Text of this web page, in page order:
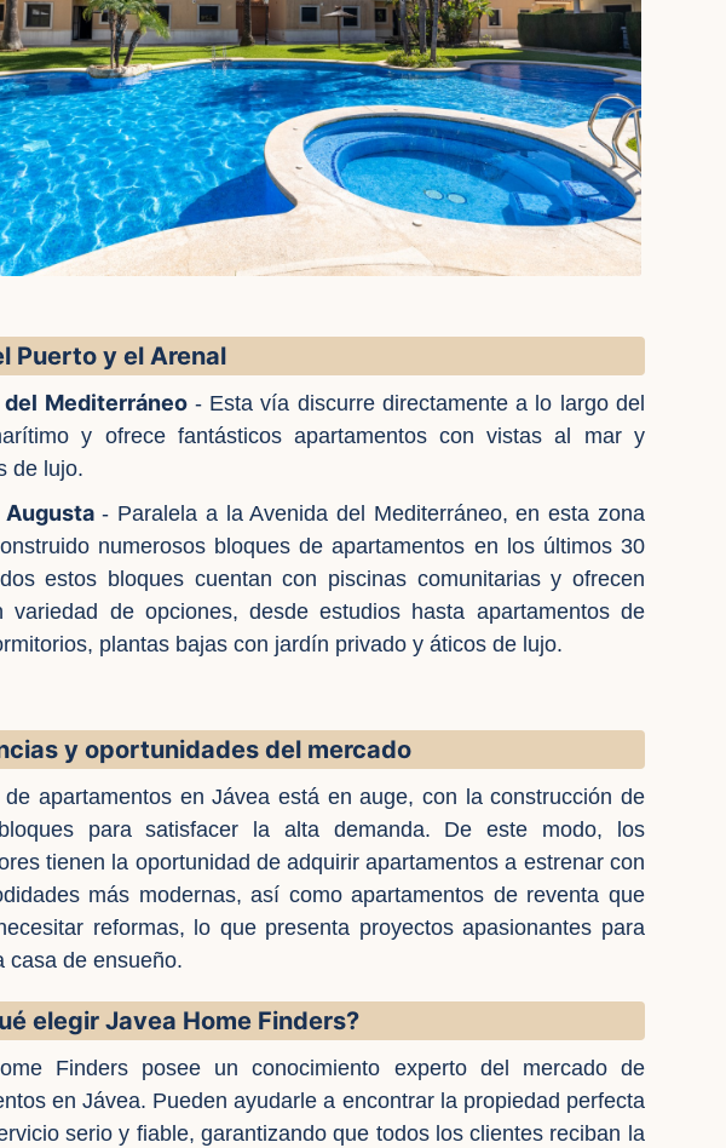
Puerto y el Arenal
del Mediterráneo- Esta vía discurre directamente a lo largo del
y ofrece fantásticos apartamentos con vistas al mar y
de lujo.
Augusta- Paralela a la Avenida del Mediterráneo, en esta zona
numerosos bloques de apartamentos en los últimos 30
estos bloques cuentan con piscinas comunitarias y ofrecen
variedad de opciones, desde estudios hasta apartamentos de
plantas bajas con jardín privado y áticos de lujo.
y oportunidades del mercado
de apartamentos en Jávea está en auge, con la construcción de
para satisfacer la alta demanda. De este modo, los
tienen la oportunidad de adquirir apartamentos a estrenar con
más modernas, así como apartamentos de reventa que
reformas, lo que presenta proyectos apasionantes para
casa de ensueño.
elegir Javea Home Finders?
Finders posee un conocimiento experto del mercado de
en Jávea. Pueden ayudarle a encontrar la propiedad perfecta
serio y fiable, garantizando que todos los clientes reciban la